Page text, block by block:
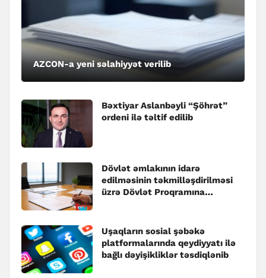
AZCON-a yeni səlahiyyət verilib
Bəxtiyar Aslanbəyli “Şöhrət”
ordeni ilə təltif edilib
Dövlət əmlakının idarə
edilməsinin təkmilləşdirilməsi
üzrə Dövlət Proqramına
Uşaqların sosial şəbəkə
platformalarında qeydiyyatı ilə
bağlı dəyişikliklər təsdiqlənib